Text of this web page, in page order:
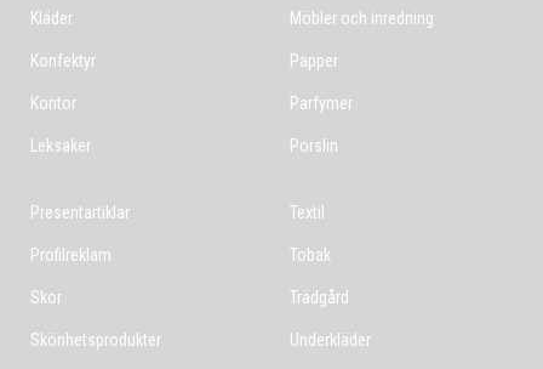
Kläder
Konfektyr
Kontor
Leksaker
Möbler och inredning
Papper
Parfymer
Porslin
Presentartiklar
Profilreklam
Skor
Skönhetsprodukter
Textil
Tobak
Trädgård
Underkläder